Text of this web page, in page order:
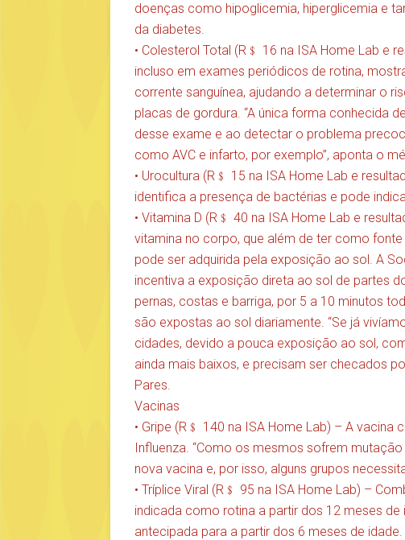
doenças como hipoglicemia, hiperglicemia e
da diabetes.
• Colesterol Total (R﹩ 16 na ISA Home Lab e
incluso em exames periódicos de rotina,
corrente sanguínea, ajudando a determinar o
placas de gordura. “A única forma conhecida
desse exame e ao detectar o problema
como AVC e infarto, por exemplo”, aponta o
• Urocultura (R﹩ 15 na ISA Home Lab e
identifica a presença de bactérias e pode
• Vitamina D (R﹩ 40 na ISA Home Lab e
vitamina no corpo, que além de ter como
pode ser adquirida pela exposição ao sol. A
incentiva a exposição direta ao sol de partes
pernas, costas e barriga, por 5 a 10 minutos
são expostas ao sol diariamente. “Se já
cidades, devido a pouca exposição ao sol,
ainda mais baixos, e precisam ser checados
Pares.
Vacinas
• Gripe (R﹩ 140 na ISA Home Lab) – A
Influenza. “Como os mesmos sofrem
nova vacina e, por isso, alguns grupos
• Tríplice Viral (R﹩ 95 na ISA Home Lab) –
indicada como rotina a partir dos 12 meses
antecipada para a partir dos 6 meses de